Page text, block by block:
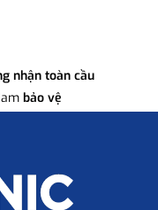
nhận toàn cầu
bảo vệ